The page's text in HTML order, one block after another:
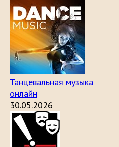
Танцевальная музыка
онлайн
30.05.2026